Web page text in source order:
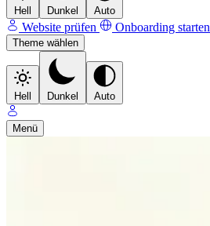
Hell Dunkel Auto
Website prüfen Onboarding starten
Theme wählen
Hell Dunkel Auto
Menü